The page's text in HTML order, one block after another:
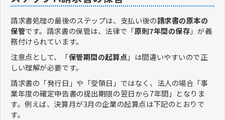
請求書処理の最後のステップは、支払い後の請求書の原本の
保管です。請求書の保管は、法律で「原則7年間の保存」が義
務付けられています。
注意点として、「保管期間の起算点 」は間違いやすいので正
しい理解が必要です。
請求書の「発行日」や「受領日」ではなく、法人の場合「事
業年度の確定申告書の提出期限の翌日から7年間」となりま
す。例えば、決算月が3月の企業の起算点は下記のとおりで
す。